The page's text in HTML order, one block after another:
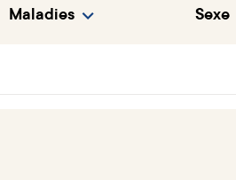
Maladies Sexe